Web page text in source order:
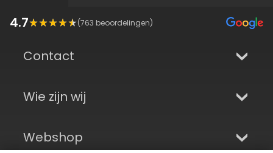
4.7 (763 beoordelingen)
Contact
Wie zijn wij
Webshop